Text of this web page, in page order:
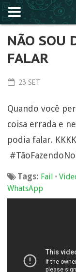
NÃO SOU
FALAR
23 SET
Quando você
coisa errada e
podia falar.
Tags: Fail •
WhatsApp